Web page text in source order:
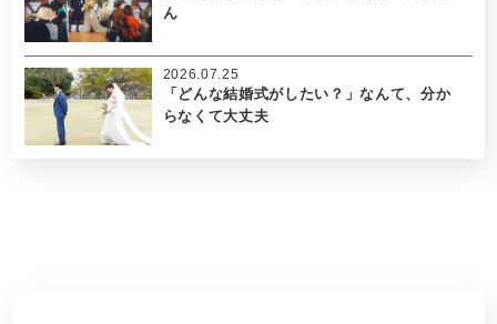
ん
「どんな結婚式がしたい？」なんて、分か
らなくて大丈夫
2026.07.25